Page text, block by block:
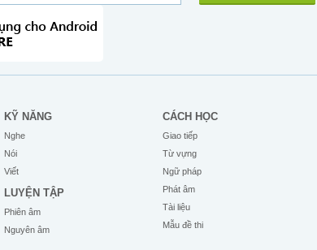
KỸ NĂNG
Nghe
Nói
Viết
LUYỆN TẬP
Phiên âm
Nguyên âm
CÁCH HỌC
Giao tiếp
Từ vựng
Ngữ pháp
Phát âm
Tài liệu
Mẫu đề thi